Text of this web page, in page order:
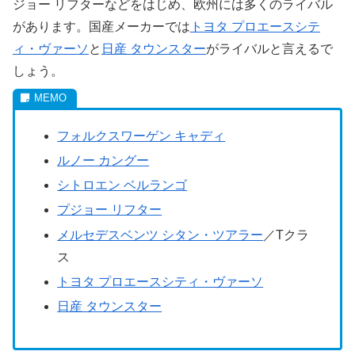
ジョー リフターなどをはじめ、欧州には多くのライバル
があります。国産メーカーでは トヨタ プロエースシテ
ィ・ヴァーソ と 日産 タウンスターがライバルと言えるで
しょう。
フォルクスワーゲン キャディ
ルノー カングー
シトロエン ベルランゴ
プジョー リフター
メルセデスベンツ シタン・ツアラー ／Tクラ
ス
トヨタ プロエースシティ・ヴァーソ
日産 タウンスター